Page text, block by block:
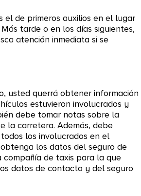
el de primeros auxilios en el lugar
tarde o en los días siguientes,
atención inmediata si se
usted querrá obtener información
estuvieron involucrados y
debe tomar notas sobre la
la carretera. Además, debe
los involucrados en el
los datos del seguro de
de taxis para la que
datos de contacto y del seguro